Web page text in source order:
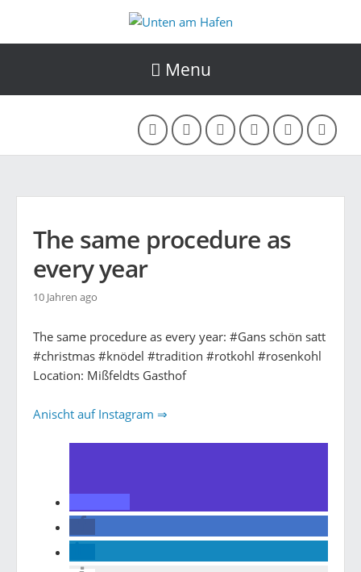
Menu
The same procedure as
every year
10 Jahren ago
The same procedure as every year: #Gans schön satt
#christmas #knödel #tradition #rotkohl #rosenkohl
Location: Mißfeldts Gasthof
Anischt auf Instagram ⇒